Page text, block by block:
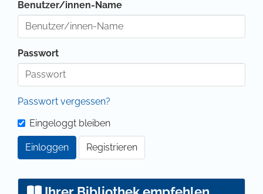
Benutzer/innen-Name
Passwort
Passwort vergessen?
Eingeloggt bleiben
Einloggen Registrieren